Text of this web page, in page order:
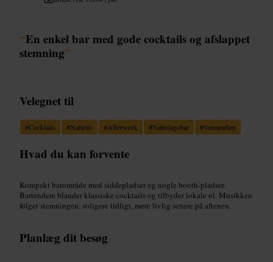
“En enkel bar med gode cocktails og afslappet
stemning”
Velegnet til
#Cocktails #Natteliv #Afterwork #Nabolagsbar #Venneaften
Hvad du kan forvente
Kompakt barområde med siddepladser og nogle booth-pladser.
Bartendere blander klassiske cocktails og tilbyder lokale øl. Musikken
følger stemningen: roligere tidligt, mere livlig senere på aftenen.
Planlæg dit besøg